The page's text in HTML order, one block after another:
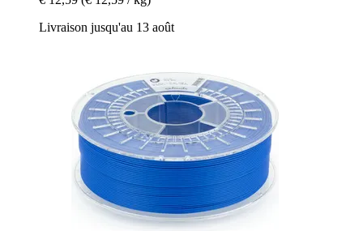
Livraison jusqu'au 13 août